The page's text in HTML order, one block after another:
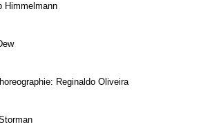
Himmelmann
Reginaldo Oliveira